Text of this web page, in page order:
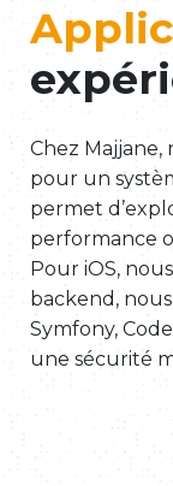
Chez
pour un
permet
performance
Pour iOS,
backend,
Symfony,
une sécurité